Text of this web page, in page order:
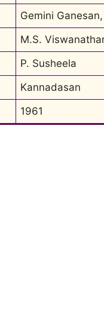
Gemini
M.S.
P. Susheela
Kannadasan
1961